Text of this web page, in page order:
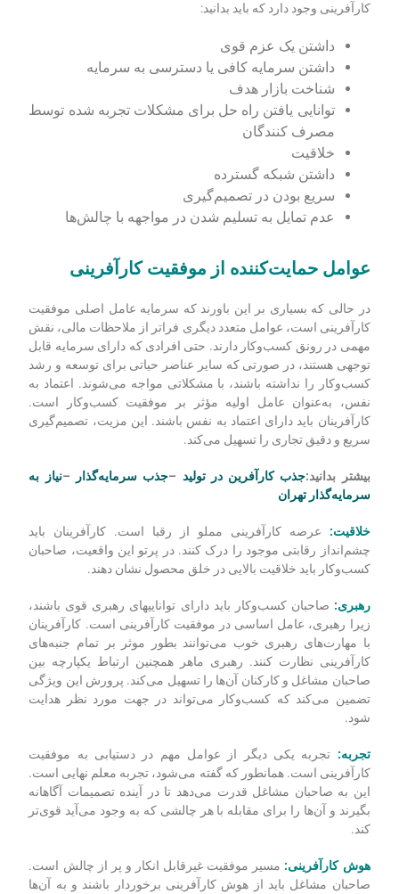
کارآفرینی وجود دارد که باید بدانید:
داشتن یک عزم قوی
داشتن سرمایه کافی یا دسترسی به سرمایه
شناخت بازار هدف
توانایی یافتن راه حل برای مشکلات تجربه شده توسط
مصرف کنندگان
خلاقیت
داشتن شبکه گسترده
سریع بودن در تصمیم‌گیری
عدم تمایل به تسلیم شدن در مواجهه با چالش‌ها
عوامل حمایت‌کننده از موفقیت کارآفرینی
در حالی که بسیاری بر این باورند که سرمایه عامل اصلی موفقیت
کارآفرینی است، عوامل متعدد دیگری فراتر از ملاحظات مالی، نقش
مهمی در رونق کسب‌وکار دارند. حتی افرادی که دارای سرمایه قابل
توجهی هستند، در صورتی که سایر عناصر حیاتی برای توسعه و رشد
کسب‌وکار را نداشته باشند، با مشکلاتی مواجه می‌شوند. اعتماد به
نفس، به‌عنوان عامل اولیه مؤثر بر موفقیت کسب‌وکار است.
کارآفرینان باید دارای اعتماد به نفس باشند. این مزیت، تصمیم‌گیری
سریع و دقیق تجاری را تسهیل می‌کند.
بیشتر بدانید:جذب کارآفرین در تولید –جذب سرمایه‌گذار –نیاز به
سرمایه‌گذار تهران
خلاقیت: عرصه کارآفرینی مملو از رقبا است. کارآفرینان باید
چشم‌انداز رقابتی موجود را درک کنند. در پرتو این واقعیت، صاحبان
کسب‌وکار باید خلاقیت بالایی در خلق محصول نشان دهند.
رهبری:
صاحبان کسب‌وکار باید دارای توانایی‎های رهبری قوی باشند،
زیرا رهبری، عامل اساسی در موفقیت کارآفرینی است. کارآفرینان
با مهارت‌های رهبری خوب می‌توانند بطور موثر بر تمام جنبه‌های
کارآفرینی نظارت کنند. رهبری ماهر همچنین ارتباط یکپارچه بین
صاحبان مشاغل و کارکنان آن‌ها را تسهیل می‌کند. پرورش این ویژگی
تضمین می‌کند که کسب‌وکار می‌تواند در جهت مورد نظر هدایت
شود.
تجربه: تجربه یکی دیگر از عوامل مهم در دستیابی به موفقیت
کارآفرینی است. همانطور که گفته می‌شود، تجربه معلم نهایی است.
این به صاحبان مشاغل قدرت می‌دهد تا در آینده تصمیمات آگاهانه
بگیرند و آن‌ها را برای مقابله با هر چالشی که به وجود می‌آید قوی‌تر
کند.
هوش کارآفرینی: مسیر موفقیت غیرقابل انکار و پر از چالش است.
صاحبان مشاغل باید از هوش کارآفرینی برخوردار باشند و به آن‌ها